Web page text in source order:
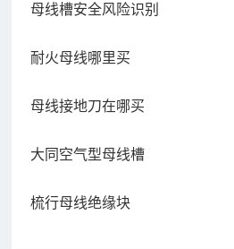
母线槽安全风险识别
耐火母线哪里买
母线接地刀在哪买
大同空气型母线槽
梳行母线绝缘块